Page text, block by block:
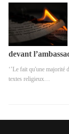
devant
‘’Le fait qu'une majorité
textes religieux…